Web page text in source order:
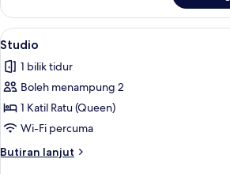
Studio
Lihat
semua
foto
untuk
Studio
Studio |
1
Studio
1 bilik tidur
Boleh menampung 2
1 Katil Ratu (Queen)
Wi-Fi percuma
Butiran lanjut
Butiran